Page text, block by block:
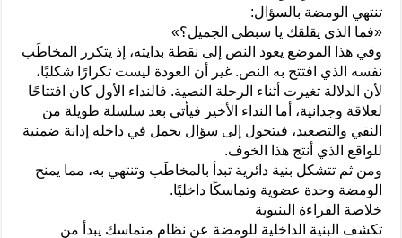
تنتهي الومضة بالسؤال:
«فما الذي يقلقك يا سبطي الجميل؟»
وفي هذا الموضع يعود النص إلى نقطة بدايته، إذ يتكرر المخاطَب
نفسه الذي افتتح به النص. غير أن العودة ليست تكرارًا شكليًا،
لأن الدلالة تغيرت أثناء الرحلة النصية. فالنداء الأول كان افتتاحًا
لعلاقة وجدانية، أما النداء الأخير فيأتي بعد سلسلة طويلة من
النفي والتصعيد، فيتحول إلى سؤال يحمل في داخله إدانة ضمنية
للواقع الذي أنتج هذا الخوف.
ومن ثم تتشكل بنية دائرية تبدأ بالمخاطَب وتنتهي به، مما يمنح
الومضة وحدة عضوية وتماسكًا داخليًا.
خلاصة القراءة البنيوية
تكشف البنية الداخلية للومضة عن نظام متماسك يبدأ من